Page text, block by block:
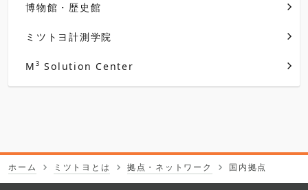
博物館・歴史館
ミツトヨ計測学院
M 3 Solution Center
ホーム ミツトヨとは 拠点・ネットワーク 国内拠点